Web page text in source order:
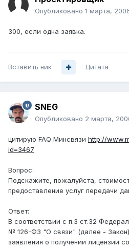
Опубликовано 1 марта,
300, если одна заявка.
Вставить ник Цитата
SNEG
Опубликовано 2 марта,
цитирую FAQ Минсвязи http://
id=3467
Вопрос:
Подскажите, пожалуйста,
предоставление услуг передачи
Ответ:
В соответствии с п.3 ст.32
№ 126-ФЗ "О связи" (далее -
заявления о получении лицензии